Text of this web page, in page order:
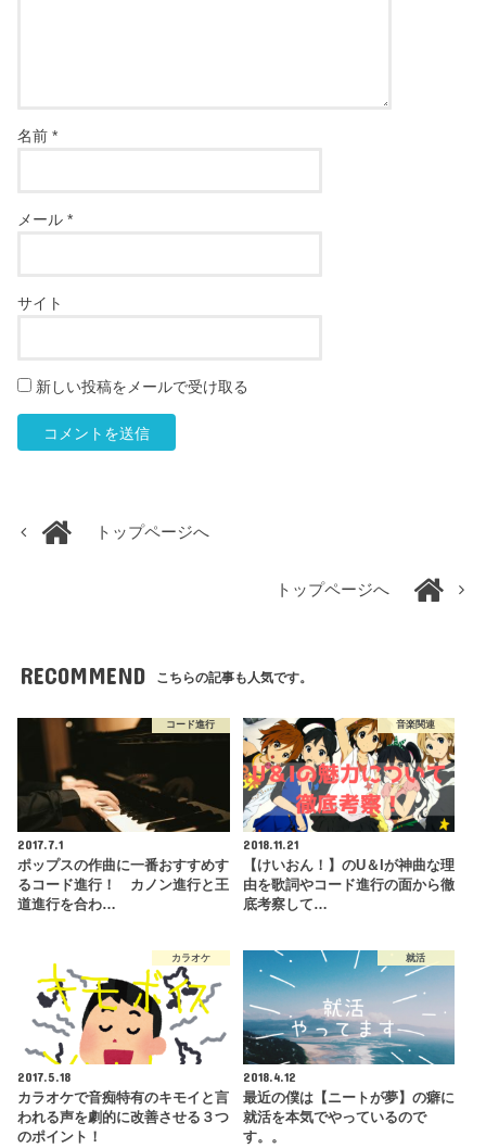
名前*
メール*
サイト
新しい投稿をメールで受け取る
トップページへ
トップページへ
RECOMMEND こちらの記事も人気です。
コード進行
2017.7.1
ポップスの作曲に一番おすすめす
るコード進行！ カノン進行と王
道進行を合わ…
音楽関連
2018.11.21
【けいおん！】のU＆Iが神曲な理
由を歌詞やコード進行の面から徹
底考察して…
カラオケ
2017.5.18
カラオケで音痴特有のキモイと言
われる声を劇的に改善させる３つ
のポイント！
就活
2018.4.12
最近の僕は【ニートが夢】の癖に
就活を本気でやっているので
す。。